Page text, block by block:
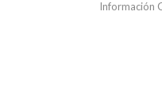
Información